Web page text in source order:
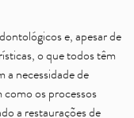
e, apesar de
o que todos têm
a necessidade de
como os processos
a restaurações de